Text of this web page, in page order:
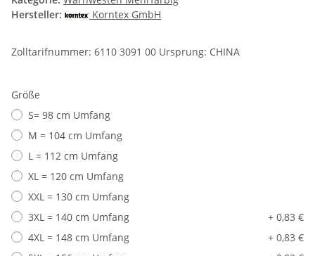
Hersteller:
Korntex GmbH
Zolltarifnummer: 6110 3091 00 Ursprung: CHINA
Größe
S= 98 cm Umfang
M = 104 cm Umfang
L = 112 cm Umfang
XL = 120 cm Umfang
XXL = 130 cm Umfang
3XL = 140 cm Umfang
+ 0,83 €
4XL = 148 cm Umfang
+ 0,83 €